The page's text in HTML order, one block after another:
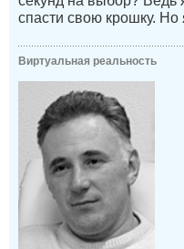
спасти свою крошку. Но
Виртуальная реальность